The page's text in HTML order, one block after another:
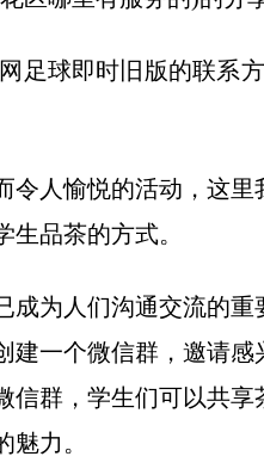
足球即时旧版的联系
令人愉悦的活动，这
品茶的方式。
成为人们沟通交流的
建一个微信群，邀请
信群，学生们可以共
力。